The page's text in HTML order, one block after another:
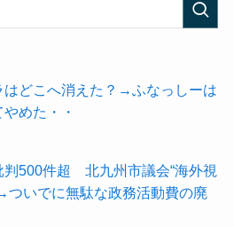
はどこへ消えた？→ふなっしーは
めた・・
判500件超 北九州市議会“海外視
ついでに無駄な政務活動費の廃